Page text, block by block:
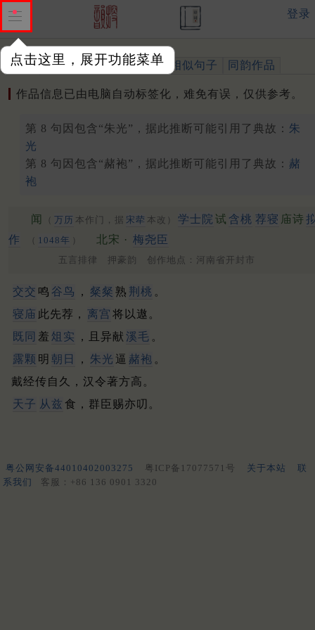
点击这里，展开功能菜单
登录
作品 标注四声 出处、引用 相似句子 同韵作品
作品信息已由电脑自动标签化，难免有误，仅供参考。
第 8 句因包含“朱光”，据此推断可能引用了典故： 朱
光
第 8 句因包含“赭袍”，据此推断可能引用了典故： 赭
袍
闻 （ 万历 本作门，据 宋荦 本改） 学士院 试 含桃 荐寝 庙诗
作
（ 1048年 ） 北宋 · 梅尧臣
五言排律 押豪韵 创作地点：河南省开封市
交交 鸣 谷鸟 ， 粲粲 熟 荆桃 。
寝庙 此先荐， 离宫 将以遨。
既同 羞 俎实 ，且异献 溪毛 。
露颗 明 朝日 ， 朱光 逼 赭袍 。
戴经传自久，汉令著方高。
天子 从兹 食，群臣赐亦叨。
粤公网安备44010402003275 粤ICP备17077571号 关于本站
联
系我们
客服：+86 136 0901 3320